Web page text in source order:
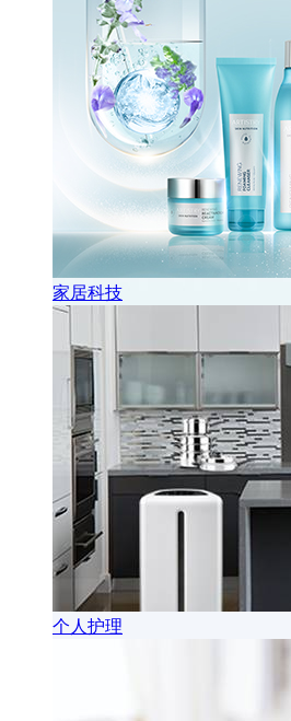
家居科技
个人护理